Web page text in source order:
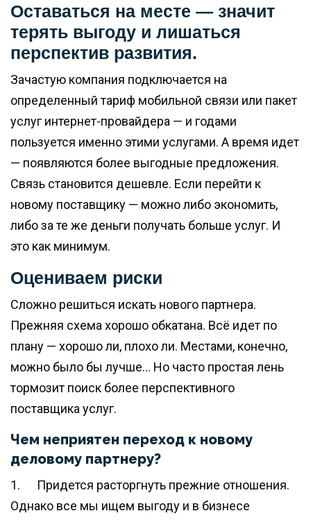
Оставаться на месте — значит
терять выгоду и лишаться
перспектив развития.
Зачастую компания подключается на
определенный тариф мобильной связи или пакет
услуг интернет-провайдера — и годами
пользуется именно этими услугами. А время идет
— появляются более выгодные предложения.
Связь становится дешевле. Если перейти к
новому поставщику — можно либо экономить,
либо за те же деньги получать больше услуг. И
это как минимум.
Оцениваем риски
Сложно решиться искать нового партнера.
Прежняя схема хорошо обкатана. Всё идет по
плану — хорошо ли, плохо ли. Местами, конечно,
можно было бы лучше… Но часто простая лень
тормозит поиск более перспективного
поставщика услуг.
Чем неприятен переход к новому
деловому партнеру?
1. Придется расторгнуть прежние отношения.
Однако все мы ищем выгоду и в бизнесе